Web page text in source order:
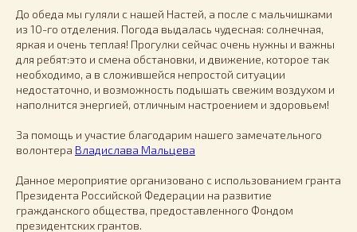
До обеда мы гуляли с нашей Настей, а после с мальчишками
из 10-го отделения. Погода выдалась чудесная: солнечная,
яркая и очень теплая! Прогулки сейчас очень нужны и важны
для ребят:это и смена обстановки, и движение, которое так
необходимо, а в сложившейся непростой ситуации
недостаточно, и возможность подышать свежим воздухом и
наполнится энергией, отличным настроением и здоровьем!
За помощь и участие благодарим нашего замечательного
волонтера Владислава Мальцева
Данное мероприятие организовано с использованием гранта
Президента Российской Федерации на развитие
гражданского общества, предоставленного Фондом
президентских грантов.